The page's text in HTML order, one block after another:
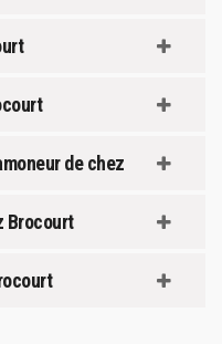
de chez
Brocourt